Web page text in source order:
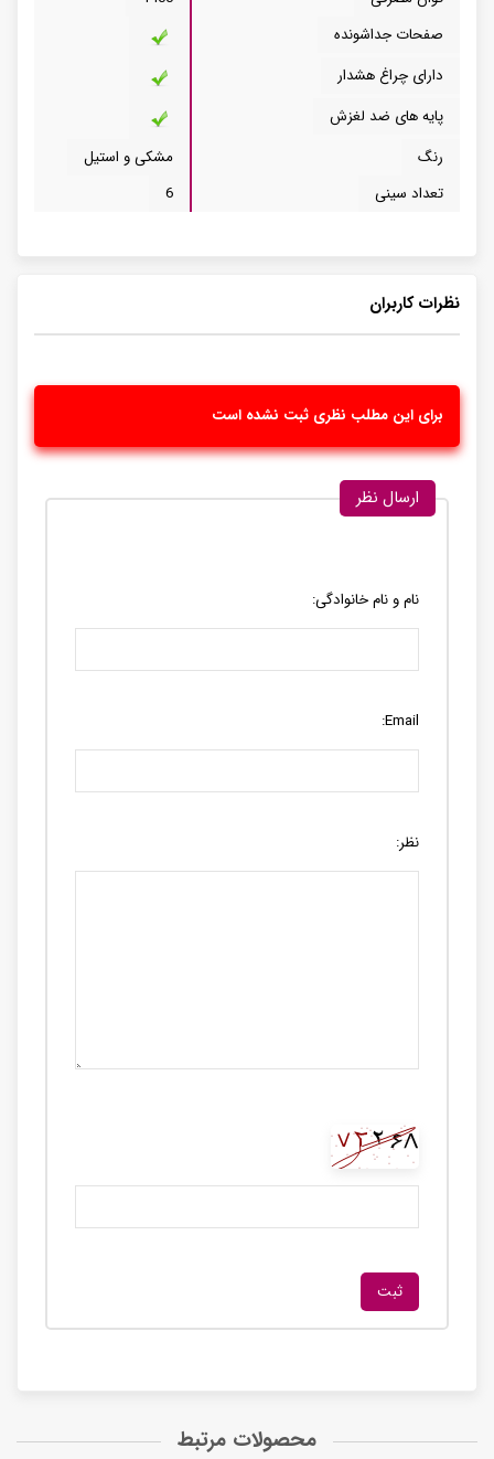
صفحات جداشونده
دارای چراغ هشدار
پایه های ضد لغزش
رنگ
مشکی و استیل
تعداد سینی
6
نظرات کاربران
برای این مطلب نظری ثبت نشده است
ارسال نظر
نام و نام خانوادگی:
Email:
نظر:
محصولات مرتبط